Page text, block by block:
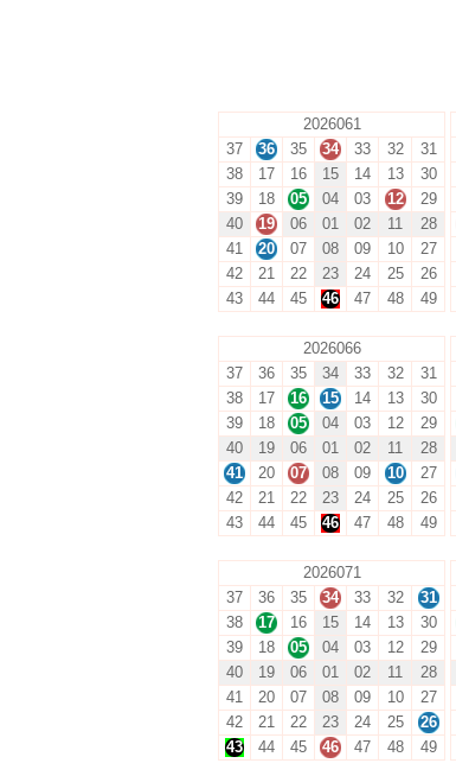
2026061
37
36 35 34 33 32
31
38
17 16 15 14 13
30
39
18 05 04 03 12
29
40
19 06 01 02 11
28
41
20 07 08 09 10
27
42
21 22 23 24 25
26
43
44 45 46 47 48 49
2026066
37
36 35 34 33 32
31
38
17 16 15 14 13
30
39
18 05 04 03 12
29
40
19 06 01 02 11
28
41
20 07 08 09 10
27
42
21 22 23 24 25
26
43
44 45 46 47 48 49
2026071
37
36 35 34 33 32
31
38
17 16 15 14 13
30
39
18 05 04 03 12
29
40
19 06 01 02 11
28
41
20 07 08 09 10
27
42
21 22 23 24 25
26
43
44 45 46 47 48 49